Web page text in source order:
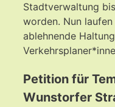
Stadtverwaltung
worden. Nun
ablehnende
Petition für
Wunstorfer